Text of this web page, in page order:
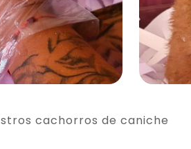
cachorros de caniche